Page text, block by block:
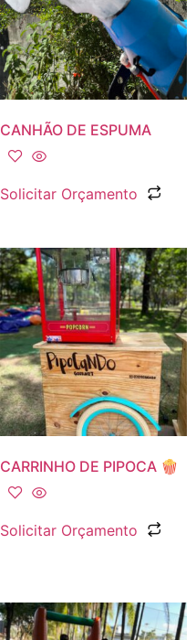
CANHÃO DE ESPUMA
Solicitar Orçamento
CARRINHO DE PIPOCA 🍿
Solicitar Orçamento